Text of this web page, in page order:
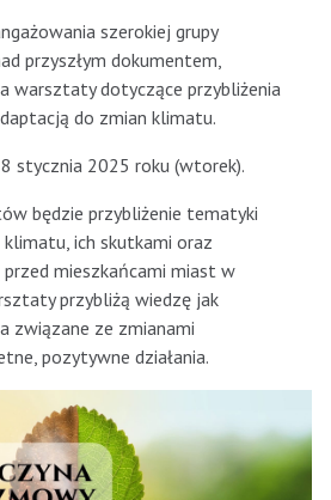
szerokiej grupy
przyszłym dokumentem,
warsztaty dotyczące przybliżenia
do zmian klimatu.
stycznia 2025 roku (wtorek).
będzie przybliżenie tematyki
ich skutkami oraz
mieszkańcami miast w
przybliżą wiedzę jak
związane ze zmianami
pozytywne działania.